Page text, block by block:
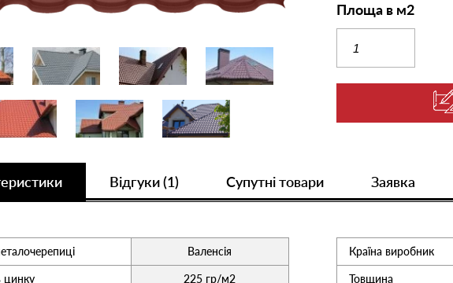
Площа в м2
Відгуки (1) Супутні товари Заявка
Валенсія Країна виробник
цинку 225 гр/м2 Товщина